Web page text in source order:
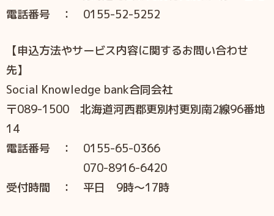
電話番号 ： 0155-52-5252
【申込方法やサービス内容に関するお問い合わせ
先】
Social Knowledge bank合同会社
〒089-1500 北海道河西郡更別村更別南2線96番地
14
電話番号 ： 0155-65-0366
070-8916-6420
受付時間 ： 平日 9時～17時